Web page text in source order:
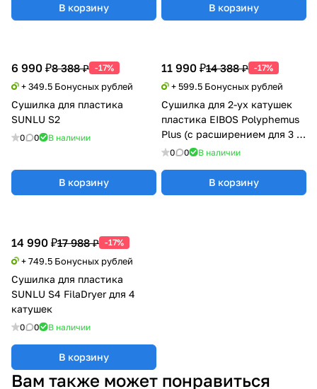
В корзину В корзину
6 990 ₽8 388 ₽ -17%
+ 349.5 Бонусных рублей
Сушилка для пластика
SUNLU S2
0 0 В наличии
В корзину
11 990 ₽14 388 ₽ -17%
+ 599.5 Бонусных рублей
Сушилка для 2-ух катушек
пластика EIBOS Polyphemus
Plus (с расширением для 3 кг
катушки)
0 0 В наличии
В корзину
14 990 ₽17 988 ₽ -17%
+ 749.5 Бонусных рублей
Сушилка для пластика
SUNLU S4 FilaDryer для 4
катушек
0 0 В наличии
В корзину
Вам также может понравиться